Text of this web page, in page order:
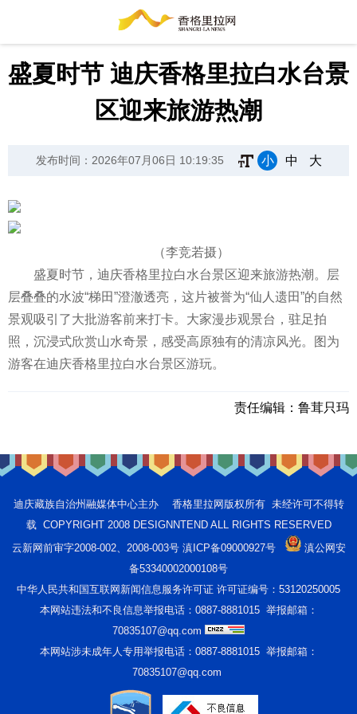
盛夏时节 迪庆香格里拉白水台景
区迎来旅游热潮
发布时间：2026年07月06日 10:19:35 小 中 大
（李竞若摄）
盛夏时节，迪庆香格里拉白水台景区迎来旅游热潮。层
层叠叠的水波“梯田”澄澈透亮，这片被誉为“仙人遗田”的自然
景观吸引了大批游客前来打卡。大家漫步观景台，驻足拍
照，沉浸式欣赏山水奇景，感受高原独有的清凉风光。图为
游客在迪庆香格里拉白水台景区游玩。
责任编辑： 鲁茸只玛
迪庆藏族自治州融媒体中心主办 香格里拉网版权所有 未经许可不得转
载 COPYRIGHT 2008 DESIGNNTEND ALL RIGHTS RESERVED
云新网前审字2008-002、2008-003号 滇ICP备09000927号
滇公网安
备53340002000108号
中华人民共和国互联网新闻信息服务许可证 许可证编号：53120250005
本网站违法和不良信息举报电话：0887-8881015 举报邮箱：
70835107@qq.com
本网站涉未成年人专用举报电话：0887-8881015 举报邮箱：
70835107@qq.com